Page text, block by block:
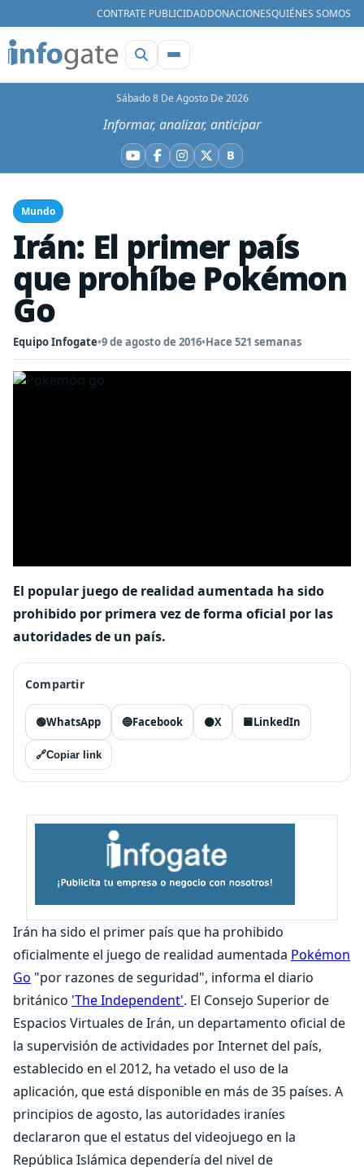
CONTRATE PUBLICIDADDONACIONESQUIÉNES SOMOS
Sábado 8 De Agosto De 2026
Informar, analizar, anticipar
YouTube
Facebook
Instagram
X BBluesky
Mundo
Irán: El primer país
que prohíbe Pokémon
Go
Equipo Infogate•9 de agosto de 2016•Hace 521 semanas
El popular juego de realidad aumentada ha sido
prohibido por primera vez de forma oficial por las
autoridades de un país.
Compartir
🟢WhatsApp 🔵Facebook ⚫X 🟦LinkedIn
🔗Copiar link
Irán ha sido el primer país que ha prohibido
oficialmente el juego de realidad aumentada Pokémon
Go "por razones de seguridad", informa el diario
británico 'The Independent'. El Consejo Superior de
Espacios Virtuales de Irán, un departamento oficial de
la supervisión de actividades por Internet del país,
establecido en el 2012, ha vetado el uso de la
aplicación, que está disponible en más de 35 países. A
principios de agosto, las autoridades iraníes
declararon que el estatus del videojuego en la
República Islámica dependería del nivel de